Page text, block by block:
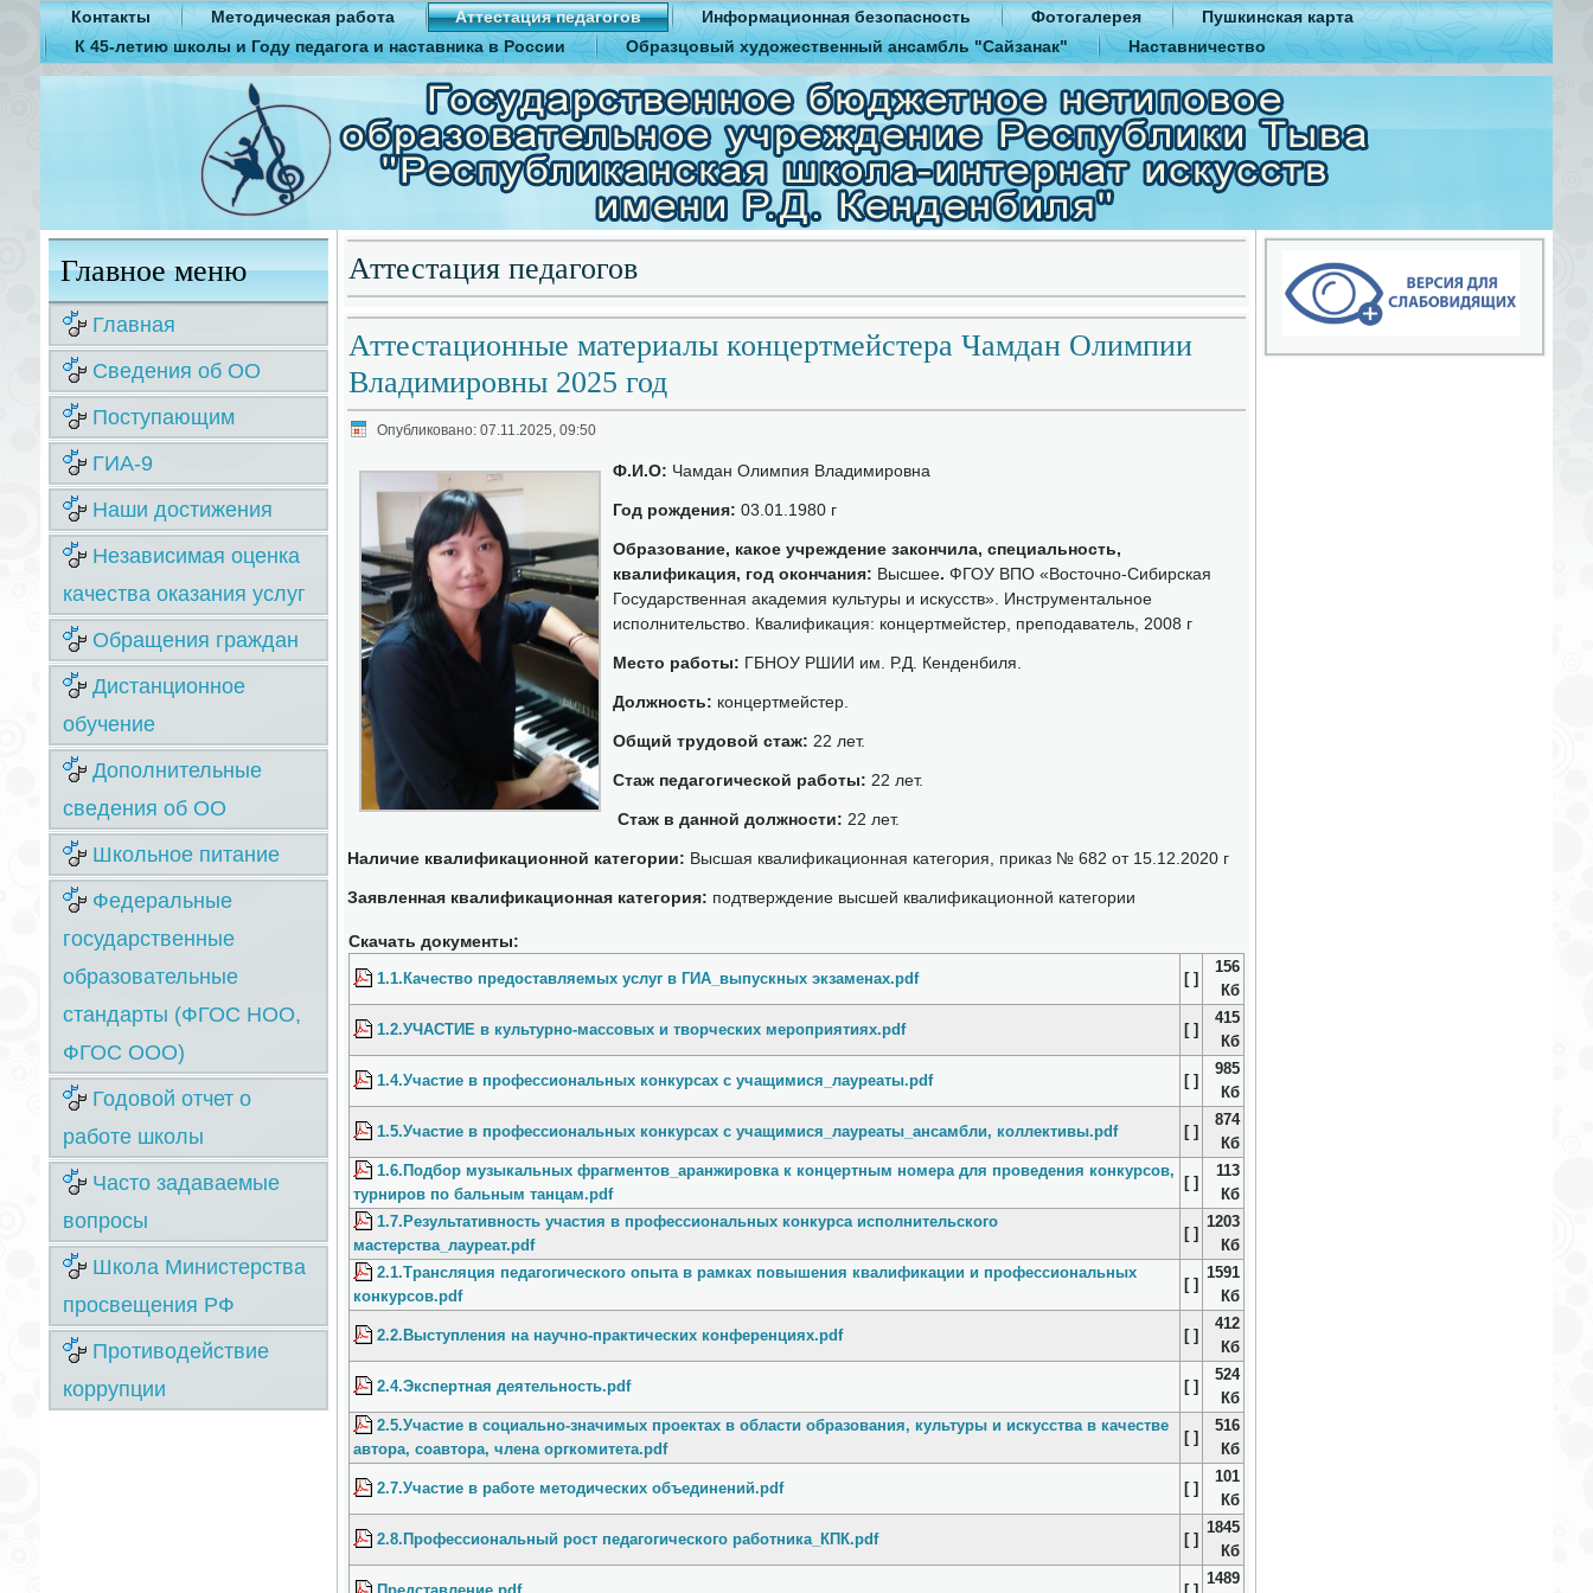
Контакты Методическая работа Аттестация педагогов Информационная безопасность Фотогалерея
Пушкинская карта
К 45-летию школы и Году педагога и наставника в России
Образцовый художественный ансамбль "Сайзанак" Наставничество
Главное меню
Главная
Сведения об ОО
Поступающим
ГИА-9
Наши достижения
Независимая оценка
качества оказания услуг
Обращения граждан
Дистанционное
обучение
Дополнительные
сведения об ОО
Школьное питание
Федеральные
государственные
образовательные
стандарты (ФГОС НОО,
ФГОС ООО)
Годовой отчет о
работе школы
Часто задаваемые
вопросы
Школа Министерства
просвещения РФ
Противодействие
коррупции
Аттестация педагогов
Аттестационные материалы концертмейстера Чамдан Олимпии
Владимировны 2025 год
Опубликовано: 07.11.2025, 09:50
Ф.И.О: Чамдан Олимпия Владимировна
Год рождения: 03.01.1980 г
Образование, какое учреждение закончила, специальность,
квалификация, год окончания: Высшее. ФГОУ ВПО «Восточно-Сибирская
Государственная академия культуры и искусств». Инструментальное
исполнительство. Квалификация: концертмейстер, преподаватель, 2008 г
Место работы: ГБНОУ РШИИ им. Р.Д. Кенденбиля.
Должность: концертмейстер.
Общий трудовой стаж: 22 лет.
Стаж педагогической работы: 22 лет.
Стаж в данной должности: 22 лет.
Наличие квалификационной категории: Высшая квалификационная категория, приказ № 682 от 15.12.2020 г
Заявленная квалификационная категория: подтверждение высшей квалификационной категории
Скачать документы:
1.1.Качество предоставляемых услуг в ГИА_выпускных экзаменах.pdf [ ]
156
Кб
1.2.УЧАСТИЕ в культурно-массовых и творческих мероприятиях.pdf [ ]
415
Кб
1.4.Участие в профессиональных конкурсах с учащимися_лауреаты.pdf [ ]
985
Кб
1.5.Участие в профессиональных конкурсах с учащимися_лауреаты_ансамбли, коллективы.pdf [ ]
874
Кб
1.6.Подбор музыкальных фрагментов_аранжировка к концертным номера для проведения конкурсов,
турниров по бальным танцам.pdf
[ ]
113
Кб
1.7.Результативность участия в профессиональных конкурса исполнительского
мастерства_лауреат.pdf
[ ]
1203
Кб
2.1.Трансляция педагогического опыта в рамках повышения квалификации и профессиональных
конкурсов.pdf
[ ]
1591
Кб
2.2.Выступления на научно-практических конференциях.pdf [ ]
412
Кб
2.4.Экспертная деятельность.pdf [ ]
524
Кб
2.5.Участие в социально-значимых проектах в области образования, культуры и искусства в качестве
автора, соавтора, члена оргкомитета.pdf
[ ]
516
Кб
2.7.Участие в работе методических объединений.pdf [ ]
101
Кб
2.8.Профессиональный рост педагогического работника_КПК.pdf [ ]
1845
Кб
1489